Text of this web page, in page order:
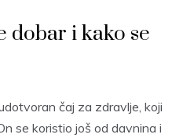
dobar i kako se
čaj za zdravlje, koji
se koristio još od davnina i